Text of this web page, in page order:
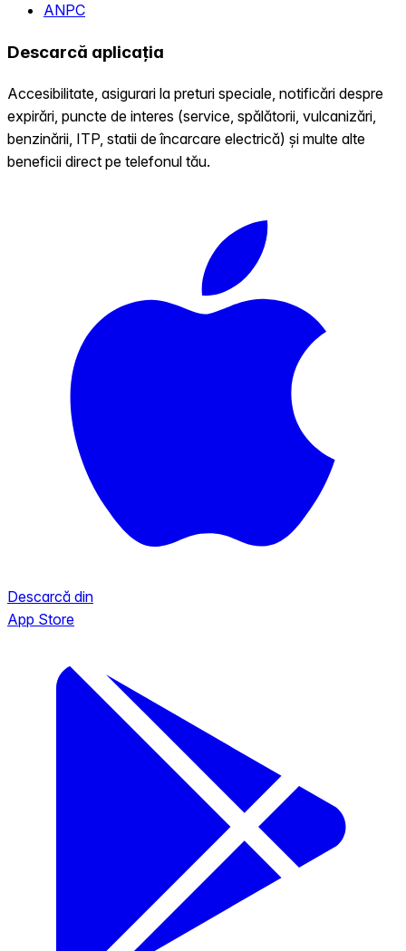
ANPC
Descarcă aplicația
Accesibilitate, asigurari la preturi speciale, notificări despre
expirări, puncte de interes (service, spălătorii, vulcanizări,
benzinării, ITP, statii de încarcare electrică) și multe alte
beneficii direct pe telefonul tău.
Descarcă din
App Store